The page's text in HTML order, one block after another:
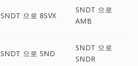
SNDT 으로 8SVX
SNDT 으로
AMB
SNDT 으로 SND
SNDT 으로
SNDR